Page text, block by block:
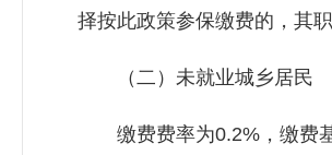
择按此政策参保缴费的，其
（二）未就业城乡居民
缴费费率为0.2%，缴费基